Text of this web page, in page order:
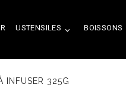

USTENSILES BOISSONS
INFUSER 325G